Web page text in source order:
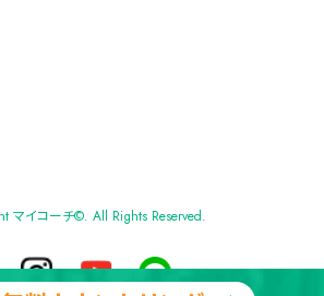
マイコーチ©. All Rights Reserved.